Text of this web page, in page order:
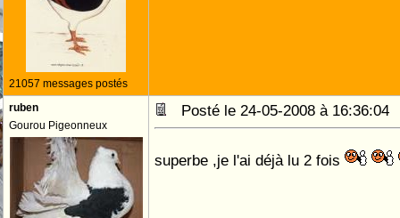
21057 messages postés
ruben
Gourou Pigeonneux
Posté le 24-05-2008 à
superbe ,je l'ai déjà lu 2 fois